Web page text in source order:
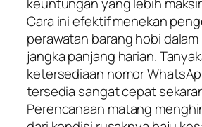
keuntungan yang lebih
Cara ini efektif menekan
perawatan barang hobi
jangka panjang harian.
ketersediaan nomor
tersedia sangat cepat
Perencanaan matang